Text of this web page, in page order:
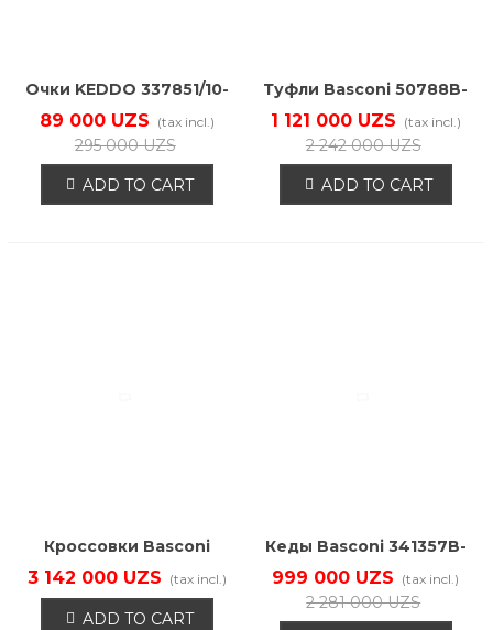
Material
Manufacturers
Очки KEDDO 337851/10-
01
89 000 UZS (tax incl.)
295 000 UZS
ADD TO CART
Туфли Basconi 50788B-
YP
1 121 000 UZS (tax incl.)
2 242 000 UZS
ADD TO CART
Кроссовки Basconi
104670B2-YP
3 142 000 UZS (tax incl.)
ADD TO CART
Кеды Basconi 341357B-
YP
999 000 UZS (tax incl.)
2 281 000 UZS